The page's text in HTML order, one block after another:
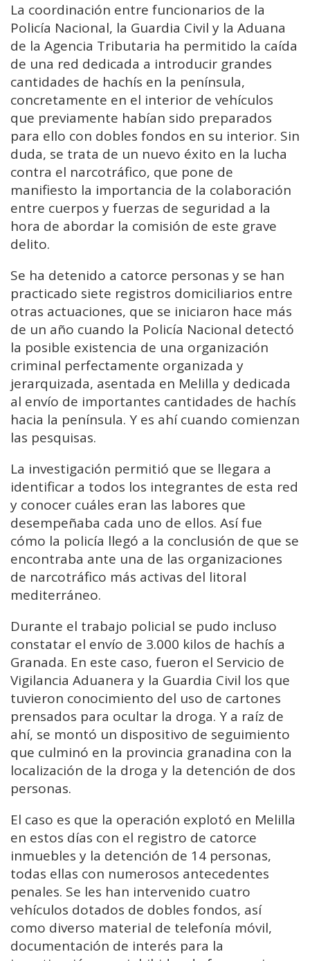
La coordinación entre funcionarios de la
Policía Nacional, la Guardia Civil y la Aduana
de la Agencia Tributaria ha permitido la caída
de una red dedicada a introducir grandes
cantidades de hachís en la península,
concretamente en el interior de vehículos
que previamente habían sido preparados
para ello con dobles fondos en su interior. Sin
duda, se trata de un nuevo éxito en la lucha
contra el narcotráfico, que pone de
manifiesto la importancia de la colaboración
entre cuerpos y fuerzas de seguridad a la
hora de abordar la comisión de este grave
delito.
Se ha detenido a catorce personas y se han
practicado siete registros domiciliarios entre
otras actuaciones, que se iniciaron hace más
de un año cuando la Policía Nacional detectó
la posible existencia de una organización
criminal perfectamente organizada y
jerarquizada, asentada en Melilla y dedicada
al envío de importantes cantidades de hachís
hacia la península. Y es ahí cuando comienzan
las pesquisas.
La investigación permitió que se llegara a
identificar a todos los integrantes de esta red
y conocer cuáles eran las labores que
desempeñaba cada uno de ellos. Así fue
cómo la policía llegó a la conclusión de que se
encontraba ante una de las organizaciones
de narcotráfico más activas del litoral
mediterráneo.
Durante el trabajo policial se pudo incluso
constatar el envío de 3.000 kilos de hachís a
Granada. En este caso, fueron el Servicio de
Vigilancia Aduanera y la Guardia Civil los que
tuvieron conocimiento del uso de cartones
prensados para ocultar la droga. Y a raíz de
ahí, se montó un dispositivo de seguimiento
que culminó en la provincia granadina con la
localización de la droga y la detención de dos
personas.
El caso es que la operación explotó en Melilla
en estos días con el registro de catorce
inmuebles y la detención de 14 personas,
todas ellas con numerosos antecedentes
penales. Se les han intervenido cuatro
vehículos dotados de dobles fondos, así
como diverso material de telefonía móvil,
documentación de interés para la